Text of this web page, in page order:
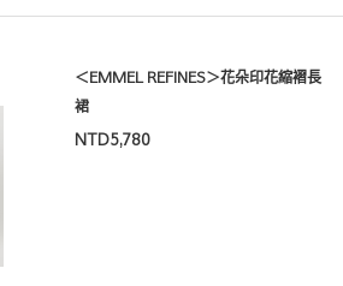
＜EMMEL REFINES＞花朵印花縮褶長
裙
NTD5,780